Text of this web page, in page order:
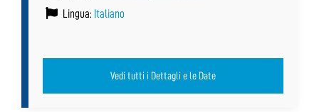
Lingua: Italiano
Vedi tutti i Dettagli e le Date